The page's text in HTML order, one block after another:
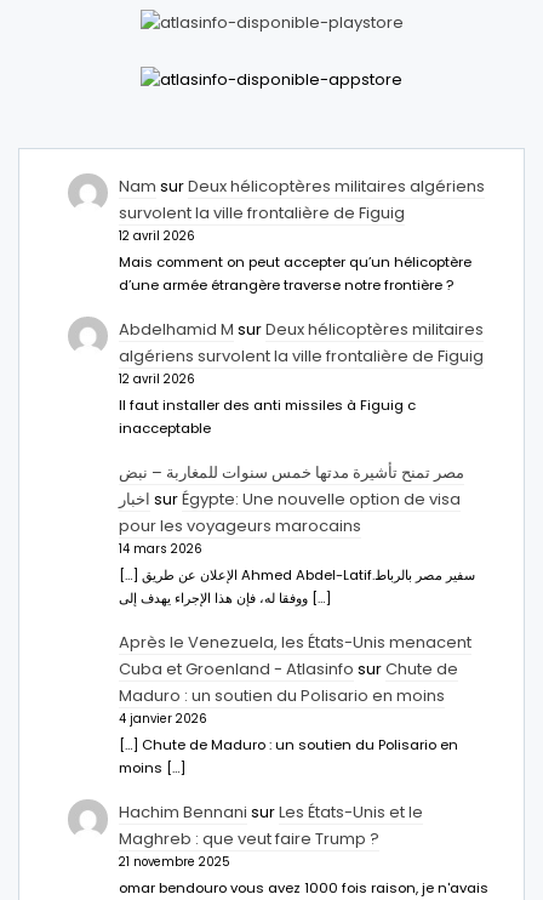
Nam surDeux hélicoptères militaires algériens
survolent la ville frontalière de Figuig
12 avril 2026
Mais comment on peut accepter qu’un hélicoptère
d’une armée étrangère traverse notre frontière ?
Abdelhamid M surDeux hélicoptères militaires
algériens survolent la ville frontalière de Figuig
12 avril 2026
Il faut installer des anti missiles à Figuig c
inacceptable
مصر تمنح تأشيرة مدتها خمس سنوات للمغاربة – نبض
اخبار surÉgypte: Une nouvelle option de visa
pour les voyageurs marocains
14 mars 2026
[…] الإعلان عن طريق Ahmed Abdel-Latifسفير مصر بالرباط.
ووفقا له، فإن هذا الإجراء يهدف إلى […]
Après le Venezuela, les États-Unis menacent
Cuba et Groenland - Atlasinfo surChute de
Maduro : un soutien du Polisario en moins
4 janvier 2026
[…] Chute de Maduro : un soutien du Polisario en
moins […]
Hachim Bennani surLes États-Unis et le
Maghreb : que veut faire Trump ?
21 novembre 2025
omar bendouro vous avez 1000 fois raison, je n'avais